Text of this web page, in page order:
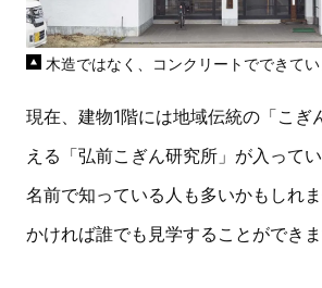
木造ではなく、コンクリートでできて
現在、建物1階には地域伝統の「こぎ
える「弘前こぎん研究所」が入って
名前で知っている人も多いかもしれ
かければ誰でも見学することができま